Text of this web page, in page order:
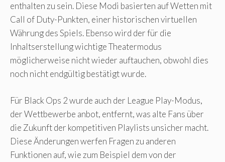
enthalten zu sein. Diese Modi basierten auf Wetten mit
Call of Duty-Punkten, einer historischen virtuellen
Währung des Spiels. Ebenso wird der für die
Inhaltserstellung wichtige Theatermodus
möglicherweise nicht wieder auftauchen, obwohl dies
noch nicht endgültig bestätigt wurde.
Für Black Ops 2 wurde auch der League Play-Modus,
der Wettbewerbe anbot, entfernt, was alte Fans über
die Zukunft der kompetitiven Playlists unsicher macht.
Diese Änderungen werfen Fragen zu anderen
Funktionen auf, wie zum Beispiel dem von der